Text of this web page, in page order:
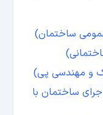
ساختمان)
و مهندسی پی)
ساختمان با